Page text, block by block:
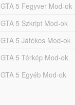
GTA 5 Fegyver Mod-ok
GTA 5 Szkript Mod-ok
GTA 5 Játékos Mod-ok
GTA 5 Térkép Mod-ok
GTA 5 Egyéb Mod-ok